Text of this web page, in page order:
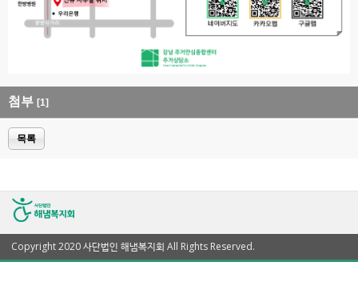
첨부 [1]
목록
Copyright 2020 사단법인 해냄복지회 All Rights Reserved.